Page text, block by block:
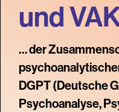
und
… der
DGPT (Deutsche
Psychoanalyse,